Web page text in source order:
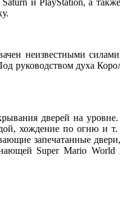
и PlayStation, а
неизвестными
руководством духа
дверей на
хождение по огню и
запечатанные
Super Mario World